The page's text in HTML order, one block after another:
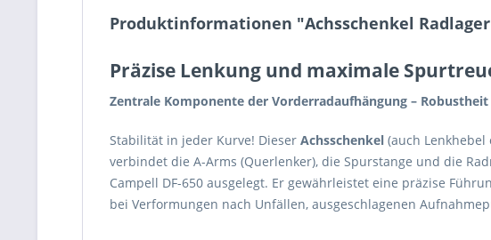
Produktinformationen "Achsschenkel
Präzise Lenkung und maximale
Zentrale Komponente der Vorderradaufhängung –
Stabilität in jeder Kurve! Dieser Achsschenkel (auch
verbindet die A-Arms (Querlenker), die Spurstange und die
Campell DF-650 ausgelegt. Er gewährleistet eine präzise
bei Verformungen nach Unfällen, ausgeschlagenen